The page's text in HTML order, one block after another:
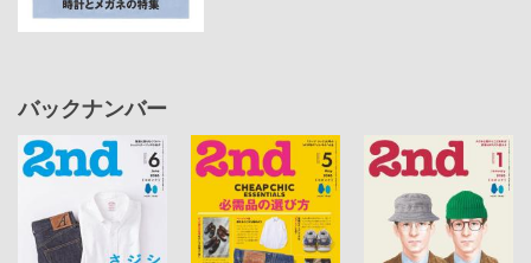
バックナンバー